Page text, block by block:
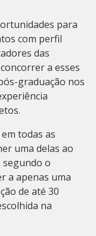
para
com perfil
das
a esses
graduação nos
todas as
uma delas ao
segundo o
a apenas uma
de até 30
na